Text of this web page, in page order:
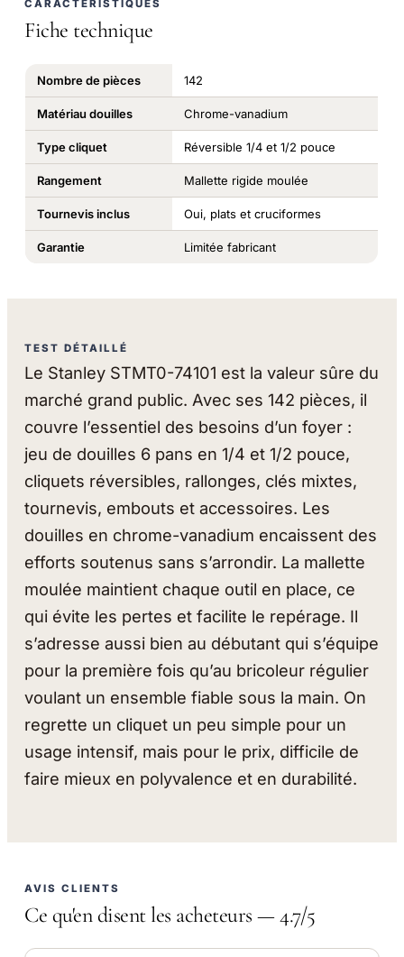
CARACTÉRISTIQUES
Fiche technique
Nombre de pièces 142
Matériau douilles Chrome-vanadium
Type cliquet Réversible 1/4 et 1/2 pouce
Rangement Mallette rigide moulée
Tournevis inclus Oui, plats et cruciformes
Garantie Limitée fabricant
TEST DÉTAILLÉ
Le Stanley STMT0-74101 est la valeur sûre du
marché grand public. Avec ses 142 pièces, il
couvre l’essentiel des besoins d’un foyer :
jeu de douilles 6 pans en 1/4 et 1/2 pouce,
cliquets réversibles, rallonges, clés mixtes,
tournevis, embouts et accessoires. Les
douilles en chrome-vanadium encaissent des
efforts soutenus sans s’arrondir. La mallette
moulée maintient chaque outil en place, ce
qui évite les pertes et facilite le repérage. Il
s’adresse aussi bien au débutant qui s’équipe
pour la première fois qu’au bricoleur régulier
voulant un ensemble fiable sous la main. On
regrette un cliquet un peu simple pour un
usage intensif, mais pour le prix, difficile de
faire mieux en polyvalence et en durabilité.
AVIS CLIENTS
Ce qu'en disent les acheteurs — 4.7/5